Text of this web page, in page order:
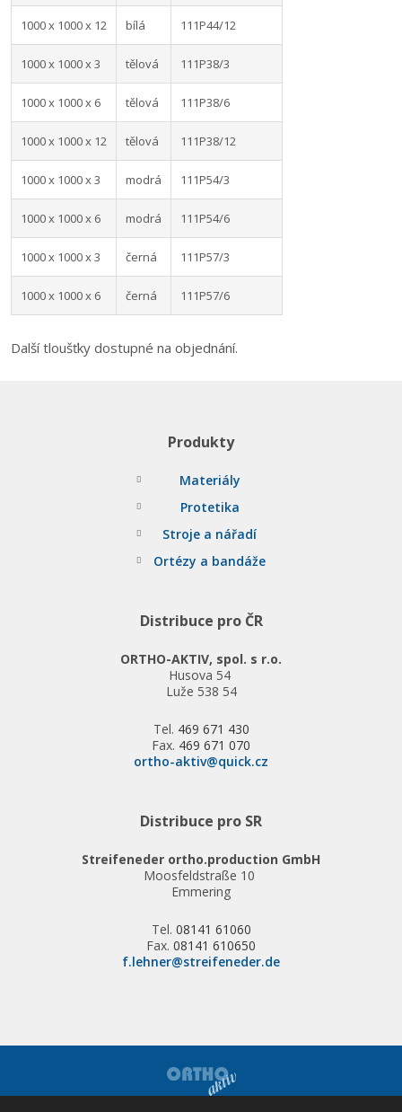
1000 x 1000 x 12 bílá 111P44/12
1000 x 1000 x 3 tělová 111P38/3
1000 x 1000 x 6 tělová 111P38/6
1000 x 1000 x 12 tělová 111P38/12
1000 x 1000 x 3 modrá 111P54/3
1000 x 1000 x 6 modrá 111P54/6
1000 x 1000 x 3 černá 111P57/3
1000 x 1000 x 6 černá 111P57/6
Další tloušťky dostupné na objednání.
Produkty
Materiály
Protetika
Stroje a nářadí
Ortézy a bandáže
Distribuce pro ČR
ORTHO-AKTIV, spol. s r.o.
Husova 54
Luže 538 54
Tel. 469 671 430
Fax. 469 671 070
ortho-aktiv@quick.cz
Distribuce pro SR
Streifeneder ortho.production GmbH
Moosfeldstraße 10
Emmering
Tel. 08141 61060
Fax. 08141 610650
f.lehner@streifeneder.de